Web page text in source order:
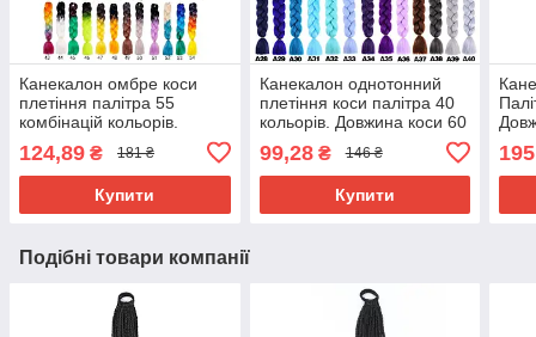
Канекалон омбре коси
плетіння палітра 55
комбінацій кольорів.
Термостійкий
124,89 ₴ 181 ₴
Купити
Канекалон однотонний
плетіння коси палітра 40
кольорів. Довжина коси 60
99,28₴ 146 ₴
Купити
195
Подібні товари компанії